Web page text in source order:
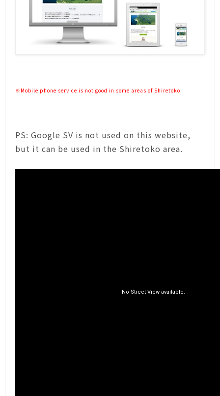
※Mobile phone service is not good in some areas of Shiretoko.
PS: Google SV is not used on this website,
but it can be used in the Shiretoko area.